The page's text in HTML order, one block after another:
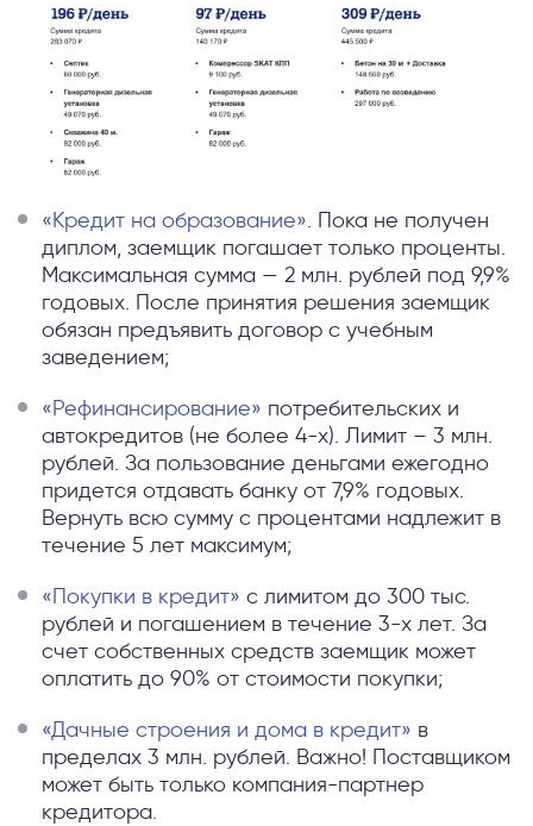
«Кредит на образование». Пока не получен
диплом, заемщик погашает только проценты.
Максимальная сумма — 2 млн. рублей под 9,9%
годовых. После принятия решения заемщик
обязан предъявить договор с учебным
заведением;
«Рефинансирование» потребительских и
автокредитов (не более 4-х). Лимит – 3 млн.
рублей. За пользование деньгами ежегодно
придется отдавать банку от 7,9% годовых.
Вернуть всю сумму с процентами надлежит в
течение 5 лет максимум;
«Покупки в кредит» с лимитом до 300 тыс.
рублей и погашением в течение 3-х лет. За
счет собственных средств заемщик может
оплатить до 90% от стоимости покупки;
«Дачные строения и дома в кредит» в
пределах 3 млн. рублей. Важно! Поставщиком
может быть только компания-партнер
кредитора.